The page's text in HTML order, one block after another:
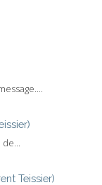
Teissier)